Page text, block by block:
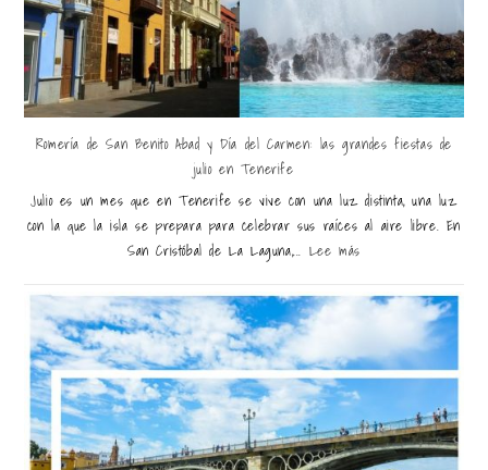
Romería de San Benito Abad y Día del Carmen: las grandes fiestas de
julio en Tenerife
Julio es un mes que en Tenerife se vive con una luz distinta, una luz
con la que la isla se prepara para celebrar sus raíces al aire libre. En
San Cristóbal de La Laguna,... Lee más